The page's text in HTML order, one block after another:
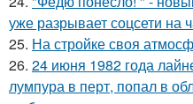
уже разрывает соцсети на
25. На стройке своя
26. 24 июня 1982 года
лумпура в перт, попал в